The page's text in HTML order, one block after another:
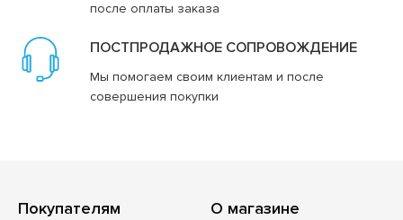
после оплаты заказа
ПОСТПРОДАЖНОЕ СОПРОВОЖДЕНИЕ
Мы помогаем своим клиентам и после
совершения покупки
Покупателям О магазине